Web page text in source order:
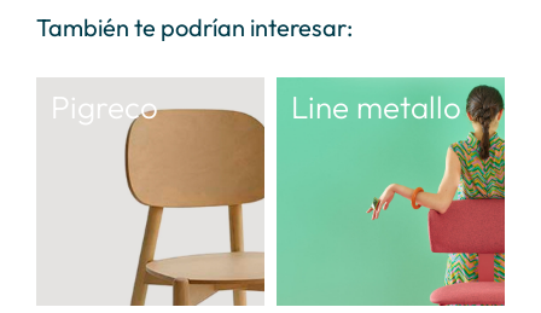
También te podrían interesar:
Pigreco Line metallo